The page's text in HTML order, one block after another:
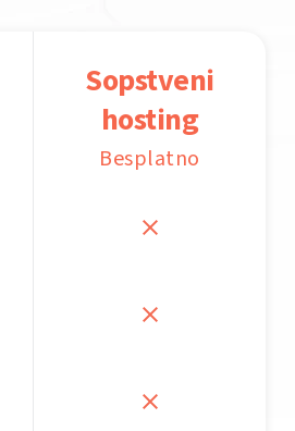
Sopstveni
hosting
Besplatno